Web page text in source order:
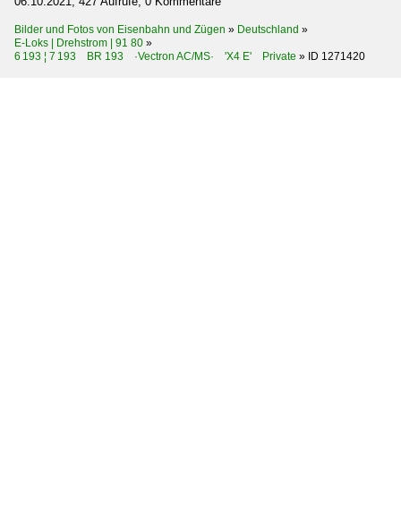
Bilder und Fotos von Eisenbahn und Zügen » Deutschland »
E-Loks | Drehstrom | 91 80 »
6 193 ¦ 7 193 BR 193 ·Vectron AC/MS· 'X4 E' Private » ID 1271420